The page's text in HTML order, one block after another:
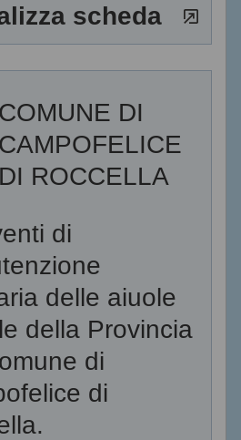
scheda
COMUNE DI
CAMPOFELICE
DI ROCCELLA
di
delle aiuole
della Provincia
di
di